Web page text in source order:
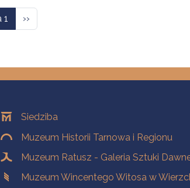
1 Następna strona
››
Siedziba
Muzeum Historii Tarnowa i Regionu
Muzeum Ratusz - Galeria Sztuki
Muzeum Wincentego Witosa w